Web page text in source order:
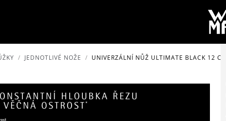
JEDNOTLIVÉ NOŽE UNIVERZÁLNÍ NŮŽ ULTIMATE BLACK 12 CM